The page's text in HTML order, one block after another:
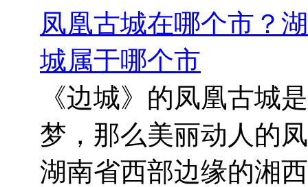
凤凰古城在哪个市？
城属于哪个市
《边城》的凤凰古城
梦，那么美丽动人的
湖南省西部边缘的湘